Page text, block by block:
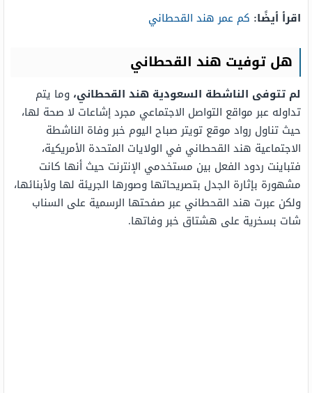
اقرأ أيضًا: كم عمر هند القحطاني
هل توفيت هند القحطاني
لم تتوفى الناشطة السعودية هند القحطاني، وما يتم
تداوله عبر مواقع التواصل الاجتماعي مجرد إشاعات لا صحة لها،
حيث تناول رواد موقع تويتر صباح اليوم خبر وفاة الناشطة
الاجتماعية هند القحطاني في الولايات المتحدة الأمريكية،
فتباينت ردود الفعل بين مستخدمي الإنترنت حيث أنها كانت
مشهورة بإثارة الجدل بتصريحاتها وصورها الجريئة لها ولأبنائها،
ولكن عبرت هند القحطاني عبر صفحتها الرسمية على السناب
شات بسخرية على هشتاق خبر وفاتها.